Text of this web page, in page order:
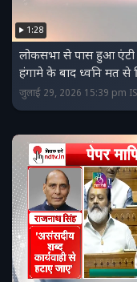
1:28
लोकसभा से पास हुआ
हंगामे के बाद ध्वनि मत से
जुलाई 29, 2026 15:39 pm